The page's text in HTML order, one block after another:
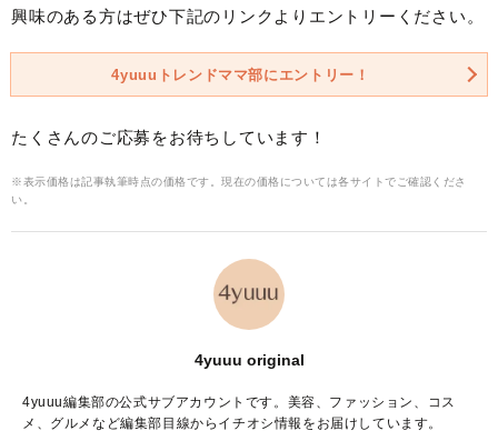
興味のある方はぜひ下記のリンクよりエントリーください。
4yuuuトレンドママ部にエントリー！
たくさんのご応募をお待ちしています！
※表示価格は記事執筆時点の価格です。現在の価格については各サイトでご確認くださ
い。
4yuuu original
4yuuu編集部の公式サブアカウントです。美容、ファッション、コス
メ、グルメなど編集部目線からイチオシ情報をお届けしています。